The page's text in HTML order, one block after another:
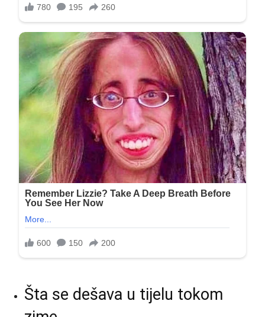
Šta se dešava u tijelu tokom